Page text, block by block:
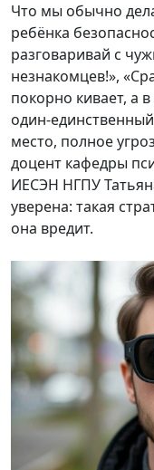
Что мы обычно
ребёнка
разговаривай с
незнакомцев!»,
покорно кивает, а
один-
место, полное
доцент кафедры
ИЕСЭН НГПУ
уверена: такая
она вредит.